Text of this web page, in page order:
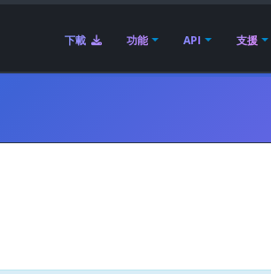
下載 功能 API 支援